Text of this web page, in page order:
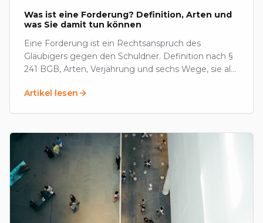
Was ist eine Forderung? Definition, Arten und
was Sie damit tun können
Eine Forderung ist ein Rechtsanspruch des
Gläubigers gegen den Schuldner. Definition nach §
241 BGB, Arten, Verjährung und sechs Wege, sie als
Artikel lesen